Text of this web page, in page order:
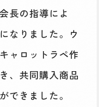
長の指導によ
なりました。ウ
ャロットラペ作
、共同購入商品
できました。